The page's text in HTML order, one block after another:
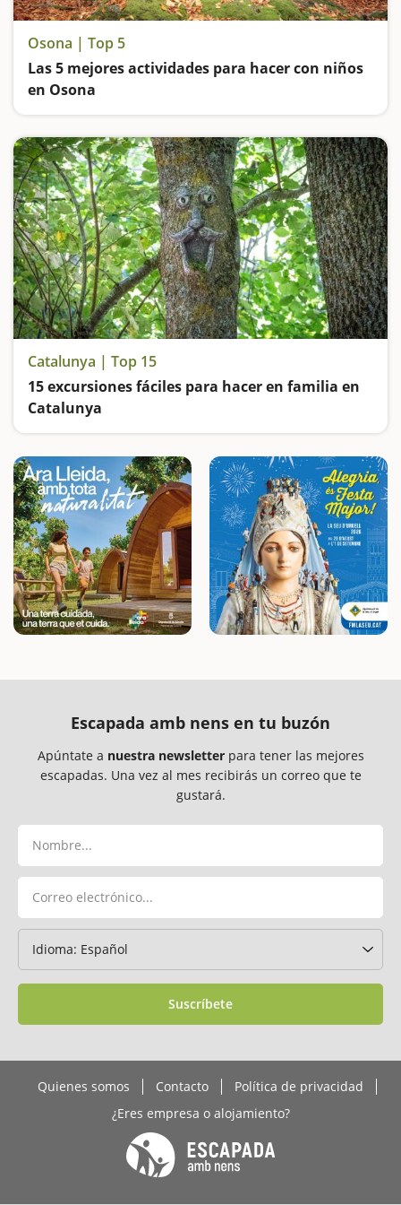
Osona | Top 5
Las 5 mejores actividades para hacer con niños
en Osona
Catalunya | Top 15
15 excursiones fáciles para hacer en familia en
Catalunya
Escapada amb nens en tu buzón
Apúntate a nuestra newsletterpara tener las mejores
escapadas. Una vez al mes recibirás un correo que te
gustará.
Suscríbete
Quienes somos Contacto
Política de privacidad
¿Eres empresa o alojamiento?